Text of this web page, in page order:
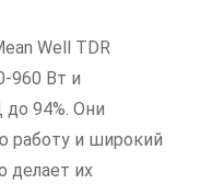
Well TDR
960 Вт и
94%. Они
работу и широкий
делает их